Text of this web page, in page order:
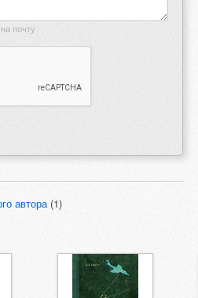
Продавец получит ваше сообщение на почту
автора(1)